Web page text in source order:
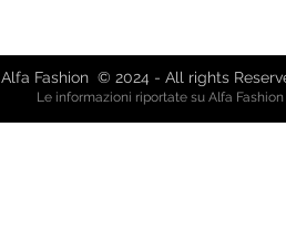
Alfa Fashion © 2024 - All rights
Le informazioni riportate su Alfa